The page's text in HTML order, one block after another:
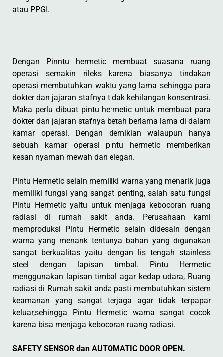
atau PPGI.
Dengan Pinntu hermetic membuat suasana ruang
operasi semakin rileks karena biasanya tindakan
operasi membutuhkan waktu yang lama sehingga para
dokter dan jajaran stafnya tidak kehilangan konsentrasi.
Maka perlu dibuat pintu hermetic untuk membuat para
dokter dan jajaran stafnya betah berlama lama di dalam
kamar operasi. Dengan demikian walaupun hanya
sebuah kamar operasi pintu hermetic memberikan
kesan nyaman mewah dan elegan.
Pintu Hermetic selain memiliki warna yang menarik juga
memiliki fungsi yang sangat penting, salah satu fungsi
Pintu Hermetic yaitu untuk menjaga kebocoran ruang
radiasi di rumah sakit anda. Perusahaan kami
memproduksi Pintu Hermetic selain didesain dengan
warna yang menarik tentunya bahan yang digunakan
sangat berkualitas yaitu dengan lis tengah stainless
steel dengan lapisan timbal. Pintu Hermetic
menggunakan lapisan timbal agar kedap udara, Ruang
radiasi di Rumah sakit anda pasti membutuhkan sistem
keamanan yang sangat terjaga agar tidak terpapar
keluar,sehingga Pintu Hermetic warna sangat cocok
karena bisa menjaga kebocoran ruang radiasi.
SAFETY SENSOR dan AUTOMATIC DOOR OPEN.